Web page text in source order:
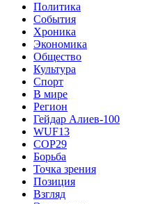
Политика
События
Хроника
Экономика
Общество
Культура
Спорт
В мире
Регион
Гейдар Алиев-100
WUF13
COP29
Борьба
Точка зрения
Позиция
Взгляд